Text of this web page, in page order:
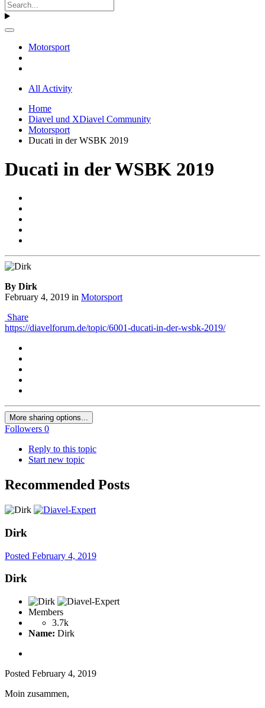
Motorsport
All Activity
Home
Diavel und XDiavel Community
Motorsport
Ducati in der WSBK 2019
Ducati in der WSBK 2019
By Dirk
February 4, 2019 in Motorsport
Share
https://diavelforum.de/topic/6001-ducati-in-der-wsbk-2019/
More sharing options...
Followers 0
Reply to this topic
Start new topic
Recommended Posts
Dirk
Posted February 4, 2019
Dirk
Members
3.7k
Name: Dirk
Posted February 4, 2019
Moin zusammen,